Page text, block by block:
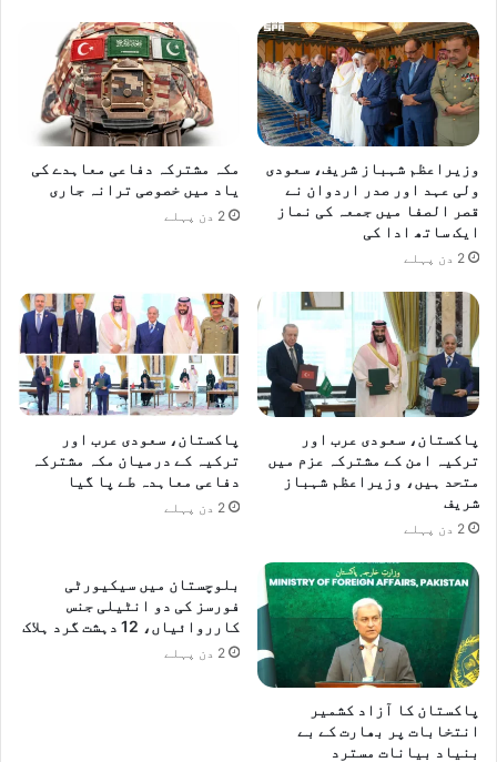
وزیراعظم شہباز شریف، سعودی
ولی عہد اور صدر اردوان نے
قصر الصفا میں جمعہ کی نماز
ایک ساتھ ادا کی
2 دن پہلے
مکہ مشترکہ دفاعی معاہدے کی
یاد میں خصوصی ترانہ جاری
2 دن پہلے
پاکستان، سعودی عرب اور
ترکیہ امن کے مشترکہ عزم میں
متحد ہیں، وزیراعظم شہباز
شریف
2 دن پہلے
پاکستان، سعودی عرب اور
ترکیہ کے درمیان مکہ مشترکہ
دفاعی معاہدہ طے پا گیا
2 دن پہلے
پاکستان کا آزاد کشمیر
انتخابات پر بھارت کے بے
بنیاد بیانات مسترد
بلوچستان میں سیکیورٹی
فورسز کی دو انٹیلی جنس
کارروائیاں، 12 دہشت گرد ہلاک
2 دن پہلے